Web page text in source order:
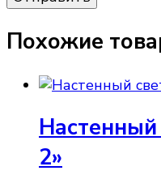
Похожие
Настенный
2»